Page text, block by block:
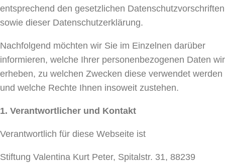
entsprechend den gesetzlichen Datenschutzvorschriften
sowie dieser Datenschutzerklärung.
Nachfolgend möchten wir Sie im Einzelnen darüber
informieren, welche Ihrer personenbezogenen Daten wir
erheben, zu welchen Zwecken diese verwendet werden
und welche Rechte Ihnen insoweit zustehen.
1. Verantwortlicher und Kontakt
Verantwortlich für diese Webseite ist
Stiftung Valentina Kurt Peter, Spitalstr. 31, 88239